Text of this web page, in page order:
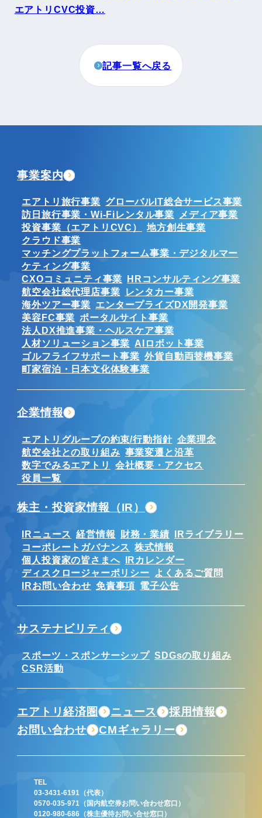
エアトリCVC投資…
記事一覧へ戻る
TEL
03-3431-6191
（代表）
0570-035-971
（国内航空券お問い合わせ窓口）
0120-980-686 （株主優待お問い合せ窓口）
事業案内
エアトリ旅行事業 グローバルIT総合サービス事業
訪日旅行事業・Wi-Fiレンタル事業
メディア事業
投資事業（エアトリCVC）
地方創生事業
クラウド事業
マッチングプラットフォーム事業・デジタルマー
ケティング事業
CXOコミュニティ事業 HRコンサルティング事業
航空会社総代理店事業
レンタカー事業
海外ツアー事業 エンタープライズDX開発事業
美容FC事業 ポータルサイト事業
法人DX推進事業・ヘルスケア事業
人材ソリューション事業 AIロボット事業
ゴルフライフサポート事業 外貨自動両替機事業
町家宿泊・日本文化体験事業
企業情報
エアトリグループの約束/行動指針 企業理念
航空会社との取り組み 事業変遷と沿革
数字でみるエアトリ
会社概要・アクセス
役員一覧
株主・投資家情報（IR）
IRニュース 経営情報 財務・業績 IRライブラリー
コーポレートガバナンス
株式情報
個人投資家の皆さまへ IRカレンダー
ディスクロージャーポリシー
よくあるご質問
IRお問い合わせ 免責事項 電子公告
サステナビリティ
スポーツ・スポンサーシップ SDGsの取り組み
CSR活動
エアトリ経済圏 ニュース
採用情報
お問い合わせ
CMギャラリー